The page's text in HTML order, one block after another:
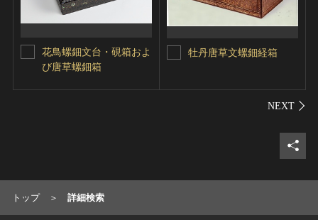
花鳥螺鈿文台・硯箱およ
び唐草螺鈿箱
牡丹唐草文螺鈿経箱
シェ
トップ 詳細検索